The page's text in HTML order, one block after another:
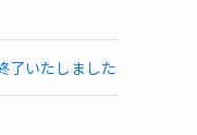
了いたしました